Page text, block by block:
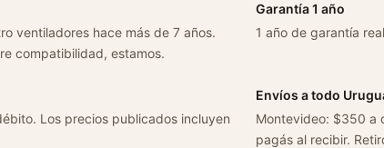
ventiladores hace más de 7 años.
compatibilidad, estamos.
Garantía 1 año
1 año de garantía
Los precios publicados incluyen
Envíos a todo
Montevideo: $350 a
pagás al recibir.